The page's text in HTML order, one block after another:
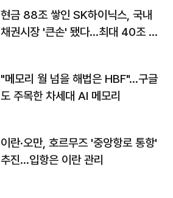
현금 88조 쌓인 SK하이닉스, 국내
채권시장 '큰손' 됐다…최대 40조 투
"메모리 월 넘을 해법은 HBF"…구글
도 주목한 차세대 AI 메모리
이란·오만, 호르무즈 '중앙항로 통항'
추진…입항은 이란 관리